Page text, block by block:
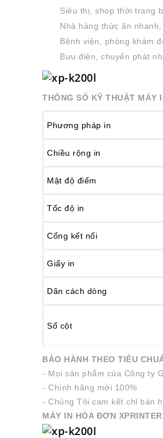
Siêu thị, shop thời trang
Nhà hàng thức ăn
Bệnh viện, phòng khám
Bưu điện, chuyển phát
THÔNG SỐ KỸ THUẬT MÁY
Phương pháp in
Chiều rộng in
Mật độ điểm
Tốc độ in
Cổng kết nối
Giấy in
Dãn cách dòng
Số cột
BẢO HÀNH THEO TIÊU
- Mọi sản phẩm của Công ty
- Chính hãng mới 100%
- Chúng Tôi cam kết chỉ bán
MÁY IN HÓA ĐƠN